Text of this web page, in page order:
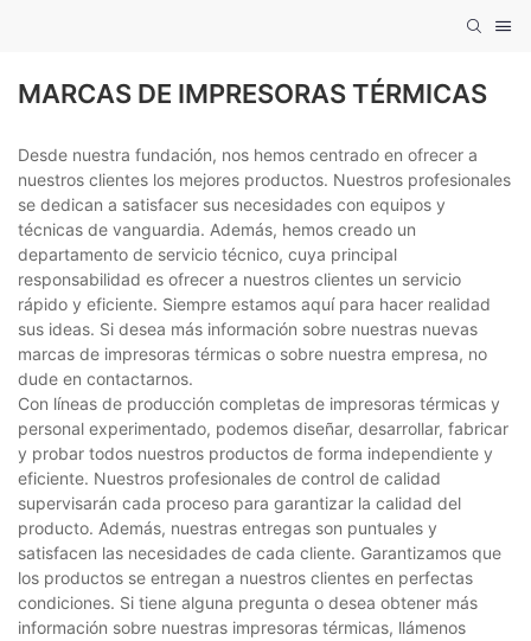
MARCAS DE IMPRESORAS TÉRMICAS
Desde nuestra fundación, nos hemos centrado en ofrecer a
nuestros clientes los mejores productos. Nuestros profesionales
se dedican a satisfacer sus necesidades con equipos y
técnicas de vanguardia. Además, hemos creado un
departamento de servicio técnico, cuya principal
responsabilidad es ofrecer a nuestros clientes un servicio
rápido y eficiente. Siempre estamos aquí para hacer realidad
sus ideas. Si desea más información sobre nuestras nuevas
marcas de impresoras térmicas o sobre nuestra empresa, no
dude en contactarnos.
Con líneas de producción completas de impresoras térmicas y
personal experimentado, podemos diseñar, desarrollar, fabricar
y probar todos nuestros productos de forma independiente y
eficiente. Nuestros profesionales de control de calidad
supervisarán cada proceso para garantizar la calidad del
producto. Además, nuestras entregas son puntuales y
satisfacen las necesidades de cada cliente. Garantizamos que
los productos se entregan a nuestros clientes en perfectas
condiciones. Si tiene alguna pregunta o desea obtener más
información sobre nuestras impresoras térmicas, llámenos